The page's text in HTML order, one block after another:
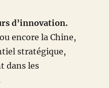
d’innovation.
encore la Chine,
stratégique,
dans les